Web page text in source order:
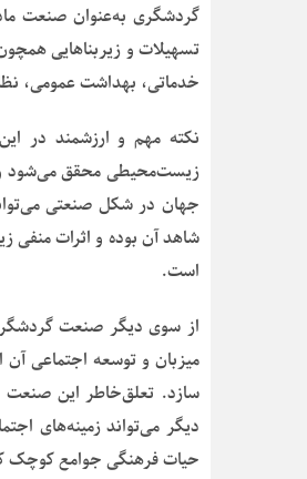
گردشگری به‌عنوان صنعت
تسهیلات و زیربناهایی
خدماتی، بهداشت عمومی،
نکته مهم و ارزشمند در
زیست‌محیطی محقق می‌شود و
شاهد آن بوده و اثرات منفی
است.
از سوی دیگر صنعت
میزبان و توسعه اجتماعی آن
سازد. تعلق‌خاطر این صنعت
دیگر می‌تواند زمینه‌های
حیات فرهنگی جوامع کوچک